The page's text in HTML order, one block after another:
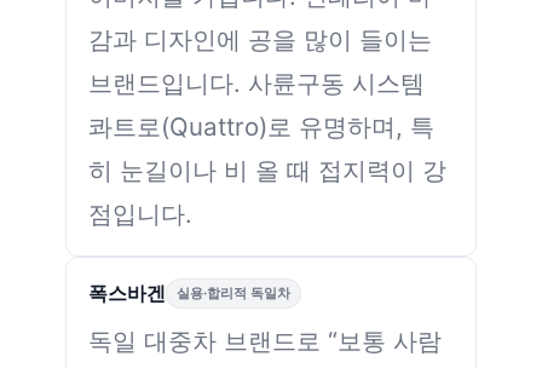
감과 디자인에 공을 많이 들이는
브랜드입니다. 사륜구동 시스템
콰트로(Quattro)로 유명하며, 특
히 눈길이나 비 올 때 접지력이 강
점입니다.
폭스바겐 실용·합리적 독일차
독일 대중차 브랜드로 “보통 사람